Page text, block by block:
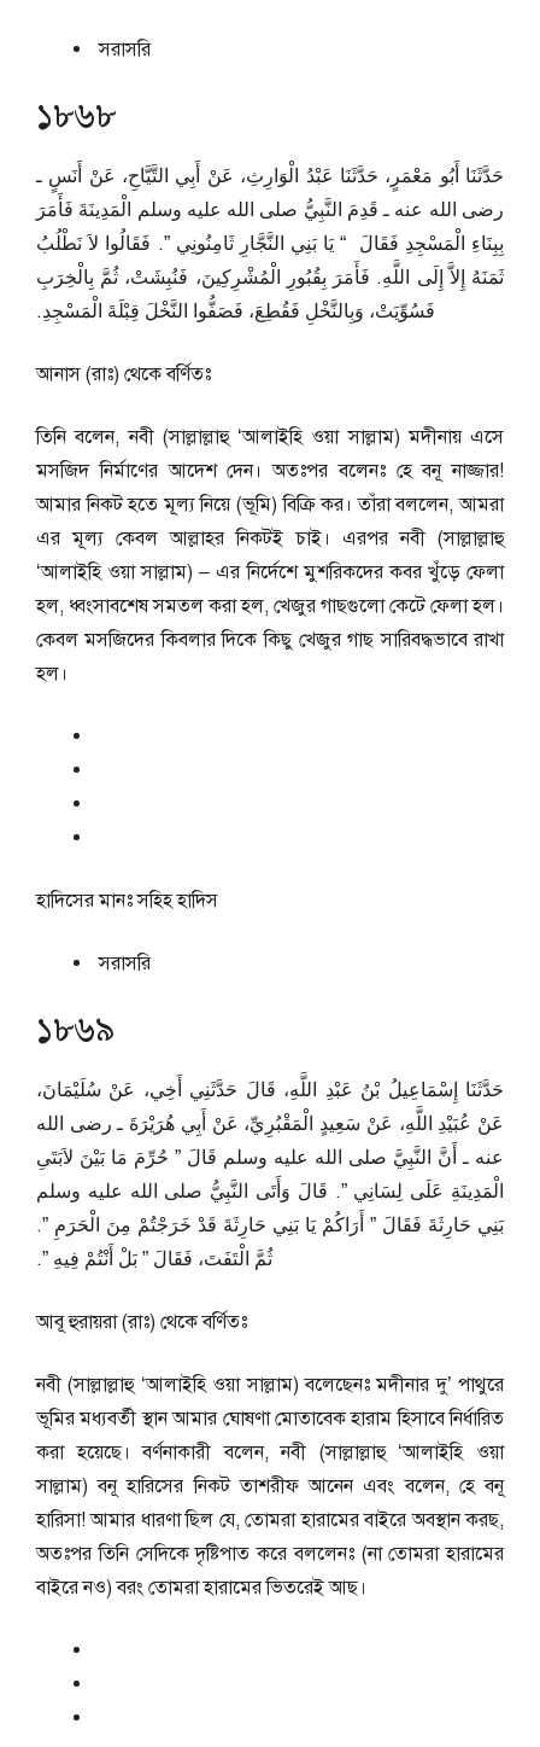
সরাসরি
১৮৬৮
حَدَّثَنَا أَبُو مَعْمَرٍ، حَدَّثَنَا عَبْدُ الْوَارِثِ، عَنْ أَبِي التَّيَّاحِ، عَنْ أَنَسٍ ـ
رضى الله عنه ـ قَدِمَ النَّبِيُّ صلى الله عليه وسلم الْمَدِينَةَ فَأَمَرَ
بِبِنَاءِ الْمَسْجِدِ فَقَالَ ‏ “‏ يَا بَنِي النَّجَّارِ ثَامِنُونِي ‏”‏‏.‏ فَقَالُوا لاَ نَطْلُبُ
ثَمَنَهُ إِلاَّ إِلَى اللَّهِ‏.‏ فَأَمَرَ بِقُبُورِ الْمُشْرِكِينَ، فَنُبِشَتْ، ثُمَّ بِالْخِرَبِ
فَسُوِّيَتْ، وَبِالنَّخْلِ فَقُطِعَ، فَصَفُّوا النَّخْلَ قِبْلَةَ الْمَسْجِدِ‏.‏
আনাস (রাঃ) থেকে বর্ণিতঃ
তিনি বলেন, নবী (সাল্লাল্লাহু ‘আলাইহি ওয়া সাল্লাম) মদীনায় এসে
মসজিদ নির্মাণের আদেশ দেন। অতঃপর বলেনঃ হে বনূ নাজ্জার!
আমার নিকট হতে মূল্য নিয়ে (ভূমি) বিক্রি কর। তাঁরা বললেন, আমরা
এর মূল্য কেবল আল্লাহর নিকটই চাই। এরপর নবী (সাল্লাল্লাহু
‘আলাইহি ওয়া সাল্লাম) – এর নির্দেশে মুশরিকদের কবর খুঁড়ে ফেলা
হল, ধ্বংসাবশেষ সমতল করা হল, খেজুর গাছগুলো কেটে ফেলা হল।
কেবল মসজিদের কিবলার দিকে কিছু খেজুর গাছ সারিবদ্ধভাবে রাখা
হল।
হাদিসের মানঃসহিহ হাদিস
সরাসরি
১৮৬৯
حَدَّثَنَا إِسْمَاعِيلُ بْنُ عَبْدِ اللَّهِ، قَالَ حَدَّثَنِي أَخِي، عَنْ سُلَيْمَانَ،
عَنْ عُبَيْدِ اللَّهِ، عَنْ سَعِيدٍ الْمَقْبُرِيِّ، عَنْ أَبِي هُرَيْرَةَ ـ رضى الله
عنه ـ أَنَّ النَّبِيَّ صلى الله عليه وسلم قَالَ ‏”‏ حُرِّمَ مَا بَيْنَ لاَبَتَىِ
الْمَدِينَةِ عَلَى لِسَانِي ‏”‏‏.‏ قَالَ وَأَتَى النَّبِيُّ صلى الله عليه وسلم
بَنِي حَارِثَةَ فَقَالَ ‏”‏ أَرَاكُمْ يَا بَنِي حَارِثَةَ قَدْ خَرَجْتُمْ مِنَ الْحَرَمِ ‏”‏‏.‏
ثُمَّ الْتَفَتَ، فَقَالَ ‏”‏ بَلْ أَنْتُمْ فِيهِ ‏”‏‏.‏
আবূ হুরায়রা (রাঃ) থেকে বর্ণিতঃ
নবী (সাল্লাল্লাহু ‘আলাইহি ওয়া সাল্লাম) বলেছেনঃ মদীনার দু’ পাথুরে
ভূমির মধ্যবর্তী স্থান আমার ঘোষণা মোতাবেক হারাম হিসাবে নির্ধারিত
করা হয়েছে। বর্ণনাকারী বলেন, নবী (সাল্লাল্লাহু ‘আলাইহি ওয়া
সাল্লাম) বনূ হারিসের নিকট তাশরীফ আনেন এবং বলেন, হে বনূ
হারিসা! আমার ধারণা ছিল যে, তোমরা হারামের বাইরে অবস্থান করছ,
অতঃপর তিনি সেদিকে দৃষ্টিপাত করে বললেনঃ (না তোমরা হারামের
বাইরে নও) বরং তোমরা হারামের ভিতরেই আছ।